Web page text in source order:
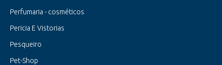
Perfumaria - cosméticos
Pericia E Vistorias
Pesqueiro
Pet-Shop